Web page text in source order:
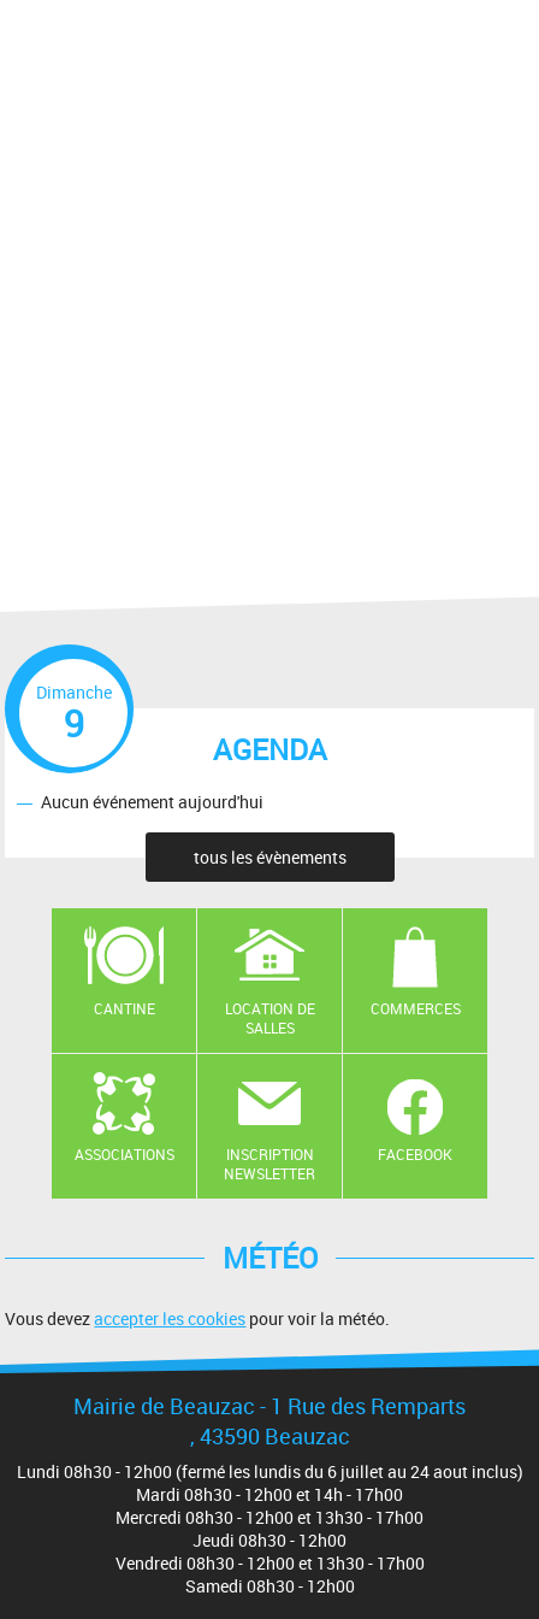
AGENDA
Dimanche
9
Aucun événement aujourd'hui
tous les évènements
CANTINE
LOCATION DE
SALLES
COMMERCES
ASSOCIATIONS
INSCRIPTION
NEWSLETTER
FACEBOOK
MÉTÉO
Vous devezaccepter les cookies pour voir la météo.
Mairie de Beauzac - 1 Rue des Remparts
, 43590 Beauzac
Lundi 08h30 - 12h00 (fermé les lundis du 6 juillet au 24 aout inclus)
Mardi 08h30 - 12h00 et 14h - 17h00
Mercredi 08h30 - 12h00 et 13h30 - 17h00
Jeudi 08h30 - 12h00
Vendredi 08h30 - 12h00 et 13h30 - 17h00
Samedi 08h30 - 12h00